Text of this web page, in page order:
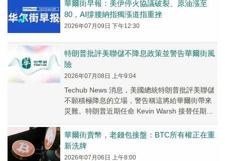
華爾街早報：美伊停火協議破裂、原油漲至
80，AI撐腰納指獨漲道指重挫
2026年07月09日 下午12:30
特朗普批評美聯儲不降息政策並警告華爾街風
險
2026年07月08日 上午9:04
Techub News 消息，美國總統特朗普批評美聯儲
不願積極降息的立場，警告稱這將給華爾街帶來
災難。特朗普近期任命 Kevin Warsh 接替任期於
華爾街賣幣，老錢包接盤：BTC所有權正在重
新洗牌
2026年07月06日 上午8:00